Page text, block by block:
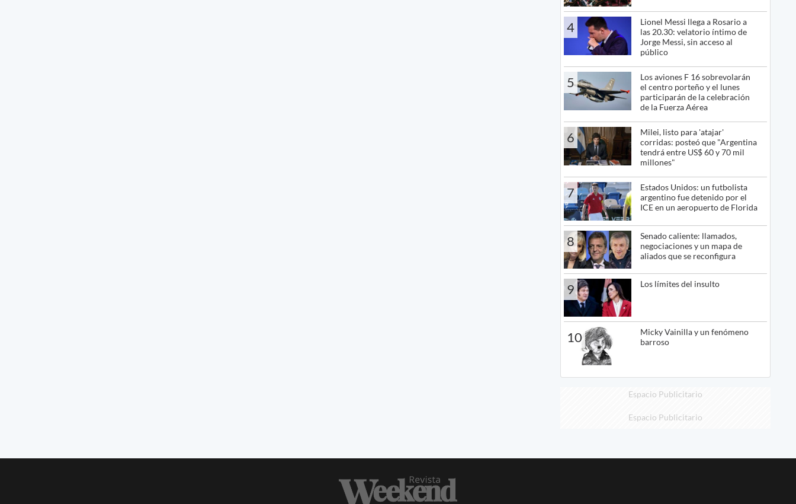
4
Lionel Messi llega a Rosario a
las 20.30: velatorio íntimo de
Jorge Messi, sin acceso al
público
5
Los aviones F 16 sobrevolarán
el centro porteño y el lunes
participarán de la celebración
de la Fuerza Aérea
6
Milei, listo para 'atajar'
corridas: posteó que "Argentina
tendrá entre US$ 60 y 70 mil
millones"
7
Estados Unidos: un futbolista
argentino fue detenido por el
ICE en un aeropuerto de Florida
8
Senado caliente: llamados,
negociaciones y un mapa de
aliados que se reconfigura
9 Los límites del insulto
10
Micky Vainilla y un fenómeno
barroso
Espacio Publicitario
Espacio Publicitario